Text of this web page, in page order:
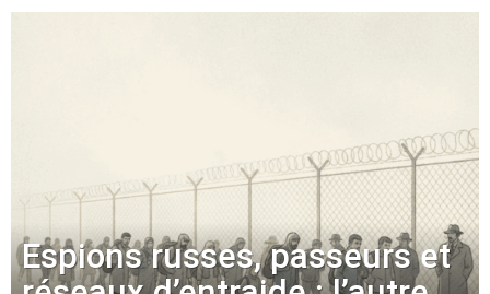
Espions russes, passeurs et